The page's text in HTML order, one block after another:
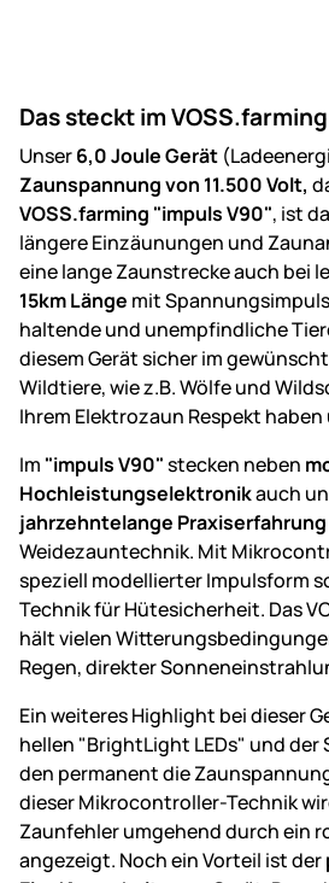
Das steckt im
Unser6,0 Joule Gerät
Zaunspannung von 11.500 Volt,
VOSS.farming "impuls V90", ist
längere Einzäunungen und
eine lange Zaunstrecke auch bei
15km Länge mit
haltende und unempfindliche
diesem Gerät sicher im
Wildtiere, wie z.B. Wölfe und
Ihrem Elektrozaun Respekt
Im "impuls V90"stecken neben
Hochleistungselektronikauch
jahrzehntelange Praxiserfahrung
Weidezauntechnik. Mit
speziell modellierter Impulsform
Technik für Hütesicherheit. Das
hält vielen
Regen, direkter
Ein weiteres Highlight bei dieser
hellen "BrightLight LEDs" und
den permanent die
dieser Mikrocontroller-Technik
Zaunfehler umgehend durch ein
angezeigt. Noch ein Vorteil ist der